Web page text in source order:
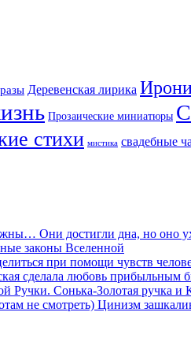
Деревенская лирика
Прозаические миниатюры
стихи мистика свадебные
Они достигли дна, но оно
законы Вселенной
при помощи чувств
сделала любовь
Ручки. Сонька-Золотая ручка и
не смотреть) Цинизм